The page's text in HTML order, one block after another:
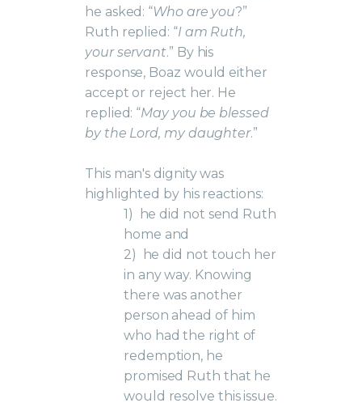
he asked: “Who are you?”
Ruth replied: “I am Ruth,
your servant.” By his
response, Boaz would either
accept or reject her. He
replied: “May you be blessed
by the Lord, my daughter.”
This man's dignity was
highlighted by his reactions:
1)
he did not send Ruth
home and
2)
he did not touch her
in any way. Knowing
there was another
person ahead of him
who had the right of
redemption, he
promised Ruth that he
would resolve this issue.